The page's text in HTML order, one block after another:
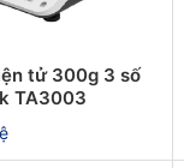
tử 300g 3 số
TA3003